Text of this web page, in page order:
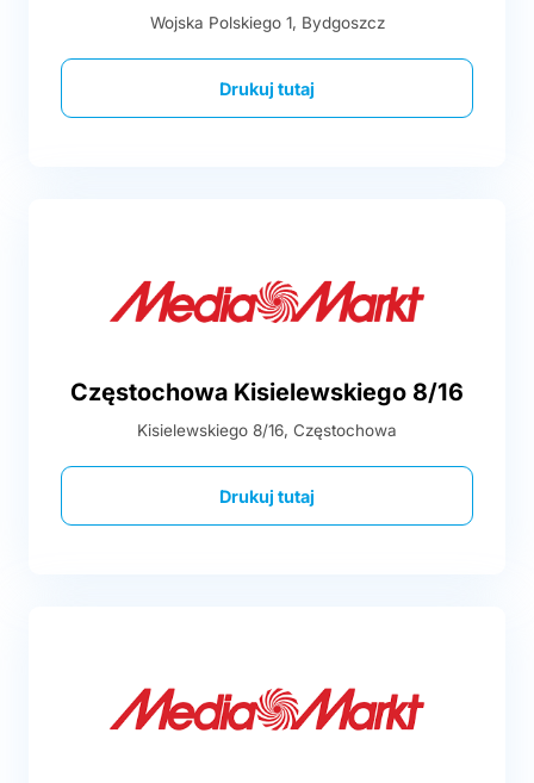
Wojska Polskiego 1, Bydgoszcz
Drukuj tutaj
Częstochowa Kisielewskiego 8/16
Kisielewskiego 8/16, Częstochowa
Drukuj tutaj